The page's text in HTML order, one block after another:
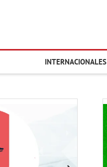
INTERNACIONALES